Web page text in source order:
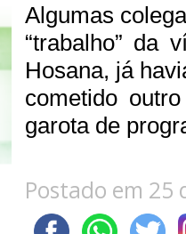
Algumas
“trabalho” da
Hosana, já
cometido
garota de
Postado em 25